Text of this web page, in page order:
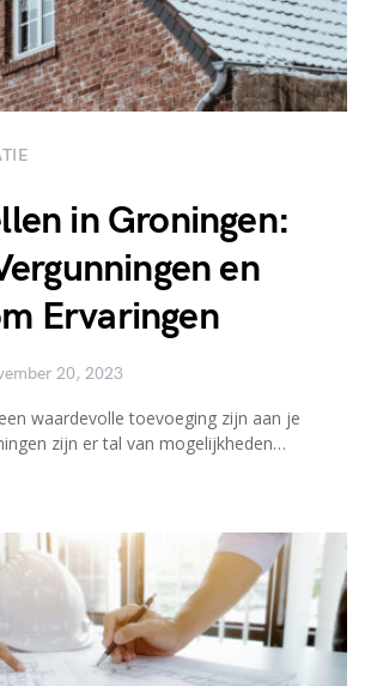
in Groningen:
en
Ervaringen
20, 2023
waardevolle toevoeging zijn aan je
zijn er tal van mogelijkheden…